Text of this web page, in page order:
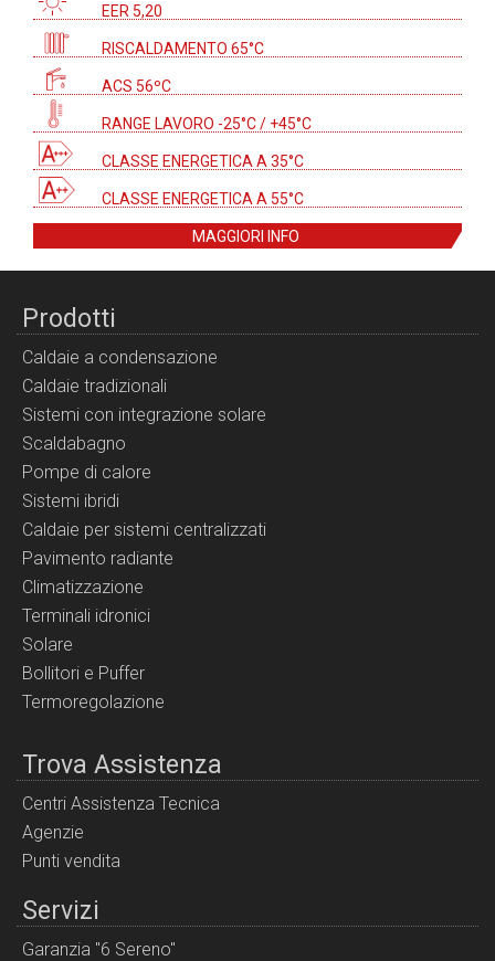
EER 5,20
RISCALDAMENTO 65°C
ACS 56ºC
RANGE LAVORO -25°C / +45°C
CLASSE ENERGETICA A 35°C
CLASSE ENERGETICA A 55°C
MAGGIORI INFO
Prodotti
Caldaie a condensazione
Caldaie tradizionali
Sistemi con integrazione solare
Scaldabagno
Pompe di calore
Sistemi ibridi
Caldaie per sistemi centralizzati
Pavimento radiante
Climatizzazione
Terminali idronici
Solare
Bollitori e Puffer
Termoregolazione
Trova Assistenza
Centri Assistenza Tecnica
Agenzie
Punti vendita
Servizi
Garanzia "6 Sereno"